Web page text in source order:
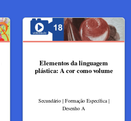
Elementos da linguagem
plástica: A cor como volume
Secundário | Formação Específica |
Desenho A